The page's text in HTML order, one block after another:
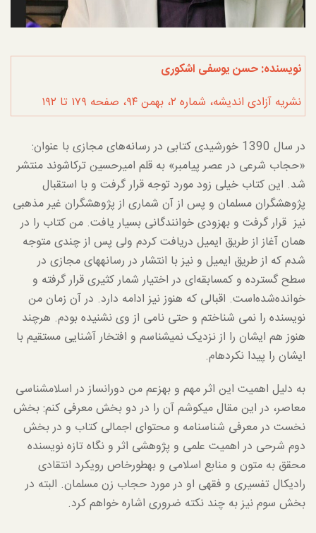
نویسنده: حسن یوسفی اشکوری
نشریه آزادی اندیشه، شماره ۲، بهمن ۹۴، صفحه ۱۷۹ تا ۱۹۲
در سال 1390 خورشیدی کتابی در رسانه­‌های مجازی با عنوان:
«حجاب شرعی در عصر پیامبر» به قلم امیرحسین ترکاشوند منتشر
شد. این کتاب خیلی زود مورد توجه قرار گرفت و با استقبال
پژوهشگران مسلمان و پس از آن شماری از پژوهشگران غیر مذهبی
نیز قرار گرفت و به­زودی خوانندگانی بسیار یافت. من کتاب را در
همان آغاز از طریق ایمیل دریافت کردم ولی پس از چندی متوجه
شدم که از طریق ایمیل و نیز با انتشار در رسانه­های مجازی در
سطح گسترده و کم­سابقه‌ای در اختیار شمار کثیری قرار گرفته و
خوانده‌شده‌است. اقبالی که هنوز نیز ادامه دارد. در آن زمان من
نویسنده را نمی شناختم و حتی نامی از وی نشنیده بودم. هرچند
هنوز هم ایشان را از نزدیک نمی­شناسم و افتخار آشنایی مستقیم با
ایشان را پیدا نکرده­ام.
به دلیل اهمیت این اثر مهم و به­زعم من دوران­ساز در اسلام­شناسی
معاصر، در این مقال می­کوشم آن را در دو بخش معرفی کنم: بخش
نخست در معرفی شناسنامه و محتوای اجمالی کتاب و در بخش
دوم شرحی در اهمیت علمی و پژوهشی اثر و نگاه تازه نویسنده
محقق به متون و منابع اسلامی و به­طورخاص رویکرد انتقادی
رادیکال تفسیری و فقهی او در مورد حجاب زن مسلمان. البته در
بخش سوم نیز به چند نکته ضروری اشاره خواهم کرد.